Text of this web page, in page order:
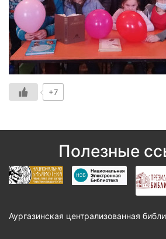
+7
Полезные
Аургазинская централизованная